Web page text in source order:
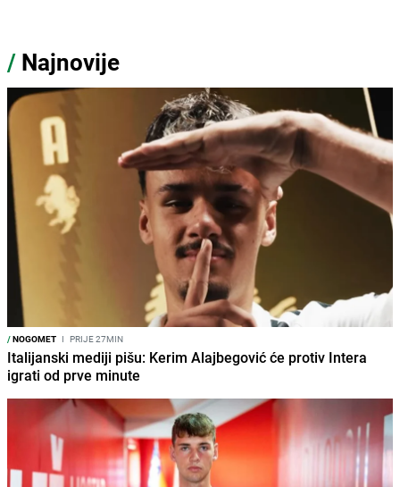
/ Najnovije
/NOGOMET I PRIJE 27MIN
Italijanski mediji pišu: Kerim Alajbegović će protiv Intera
igrati od prve minute